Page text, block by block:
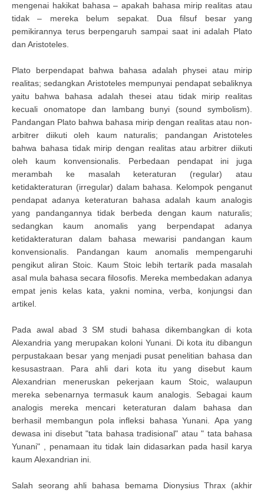
mengenai hakikat bahasa – apakah bahasa mirip realitas atau
tidak – mereka belum sepakat. Dua filsuf besar yang
pemikirannya terus berpengaruh sampai saat ini adalah Plato
dan Aristoteles.
Plato berpendapat bahwa bahasa adalah physei atau mirip
realitas; sedangkan Aristoteles mempunyai pendapat sebaliknya
yaitu bahwa bahasa adalah thesei atau tidak mirip realitas
kecuali onomatope dan lambang bunyi (sound symbolism).
Pandangan Plato bahwa bahasa mirip dengan realitas atau non-
arbitrer diikuti oleh kaum naturalis; pandangan Aristoteles
bahwa bahasa tidak mirip dengan realitas atau arbitrer diikuti
oleh kaum konvensionalis. Perbedaan pendapat ini juga
merambah ke masalah keteraturan (regular) atau
ketidakteraturan (irregular) dalam bahasa. Kelompok penganut
pendapat adanya keteraturan bahasa adalah kaum analogis
yang pandangannya tidak berbeda dengan kaum naturalis;
sedangkan kaum anomalis yang berpendapat adanya
ketidakteraturan dalam bahasa mewarisi pandangan kaum
konvensionalis. Pandangan kaum anomalis mempengaruhi
pengikut aliran Stoic. Kaum Stoic lebih tertarik pada masalah
asal mula bahasa secara filosofis. Mereka membedakan adanya
empat jenis kelas kata, yakni nomina, verba, konjungsi dan
artikel.
Pada awal abad 3 SM studi bahasa dikembangkan di kota
Alexandria yang merupakan koloni Yunani. Di kota itu dibangun
perpustakaan besar yang menjadi pusat penelitian bahasa dan
kesusastraan. Para ahli dari kota itu yang disebut kaum
Alexandrian meneruskan pekerjaan kaum Stoic, walaupun
mereka sebenarnya termasuk kaum analogis. Sebagai kaum
analogis mereka mencari keteraturan dalam bahasa dan
berhasil membangun pola infleksi bahasa Yunani. Apa yang
dewasa ini disebut "tata bahasa tradisional" atau " tata bahasa
Yunani" , penamaan itu tidak lain didasarkan pada hasil karya
kaum Alexandrian ini.
Salah seorang ahli bahasa bemama Dionysius Thrax (akhir